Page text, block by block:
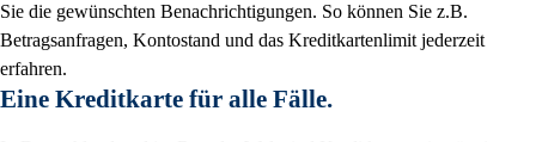
Sie die gewünschten Benachrichtigungen. So können Sie z.B.
Betragsanfragen, Kontostand und das Kreditkartenlimit jederzeit
erfahren.
Eine Kreditkarte für alle Fälle.